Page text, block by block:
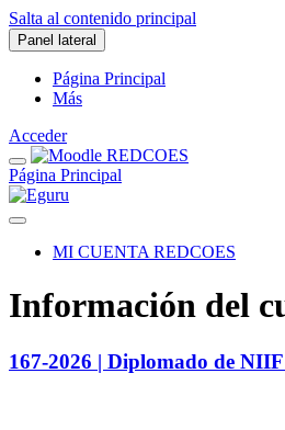
Salta al contenido principal
Panel lateral
Página Principal
Más
Acceder
Página Principal
MI CUENTA REDCOES
Información del
167-2026 | Diplomado de